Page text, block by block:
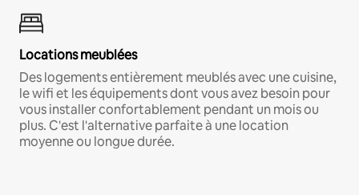
Locations meublées
Des logements entièrement meublés avec une cuisine,
le wifi et les équipements dont vous avez besoin pour
vous installer confortablement pendant un mois ou
plus. C'est l'alternative parfaite à une location
moyenne ou longue durée.